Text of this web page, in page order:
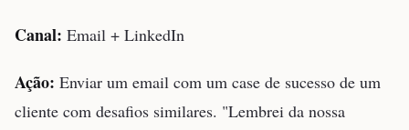
Canal: Email + LinkedIn
Ação: Enviar um email com um case de sucesso de um
cliente com desafios similares. "Lembrei da nossa